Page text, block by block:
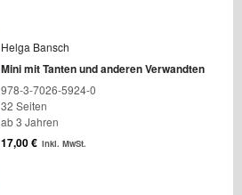
Helga Bansch
Mini mit Tanten und anderen Verwandten
978-3-7026-5924-0
32 Seiten
ab 3 Jahren
17,00€ inkl. MwSt.